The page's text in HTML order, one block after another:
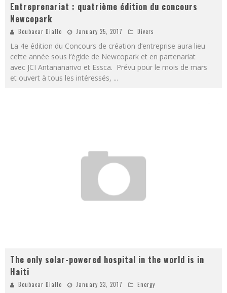
Entreprenariat : quatrième édition du concours
Newcopark
Boubacar Diallo January 25, 2017 Divers
La 4e édition du Concours de création d’entreprise aura lieu
cette année sous l’égide de Newcopark et en partenariat
avec JCI Antananarivo et Essca. Prévu pour le mois de mars
et ouvert à tous les intéressés, ...
The only solar-powered hospital in the world is in
Haiti
Boubacar Diallo January 23, 2017 Energy